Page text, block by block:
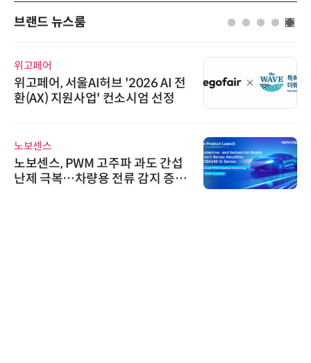
브랜드 뉴스룸
위고페어
위고페어, 서울AI허브 '2026 AI 전
환(AX) 지원사업' 컨소시엄 선정
노보센스
노보센스, PWM 고주파 과도 간섭
난제 극복…차량용 전류 감지 증폭